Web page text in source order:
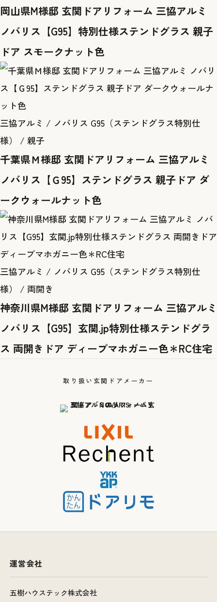
岡山県M様邸 玄関ドアリフォーム 三協アルミ
ノバリス【G95】特別仕様ステンドグラス 親子
ドア スモークナット色
三協アルミ / ノバリス G95（ステンドグラス特別仕
様） / 親子
千葉県Ｍ様邸 玄関ドアリフォーム 三協アルミ
ノバリス【Ｇ95】ステンドグラス 親子ドア ダ
ークウォールナット色
三協アルミ / ノバリス G95（ステンドグラス特別仕
様） / 両開き
神奈川県M様邸 玄関ドアリフォーム 三協アルミ
ノバリス【G95】玄関.jp特別仕様ステンドグラ
ス 両開きドア ディープマホガニー色＊RC住宅
取り扱い玄関ドアメーカー
運営会社
五樹ハウステック株式会社